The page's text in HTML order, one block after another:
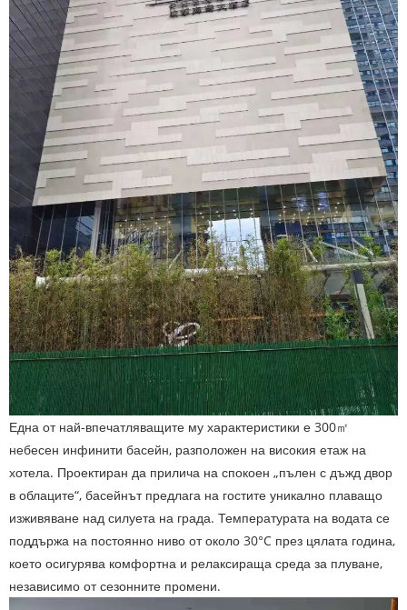
Една от най-впечатляващите му характеристики е 300㎡
небесен инфинити басейн, разположен на високия етаж на
хотела. Проектиран да прилича на спокоен „пълен с дъжд двор
в облаците“, басейнът предлага на гостите уникално плаващо
изживяване над силуета на града. Температурата на водата се
поддържа на постоянно ниво от около 30°C през цялата година,
което осигурява комфортна и релаксираща среда за плуване,
независимо от сезонните промени.